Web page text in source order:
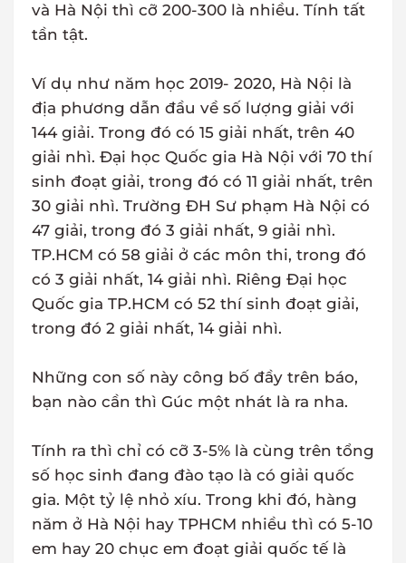
và Hà Nội thì cỡ 200-300 là nhiều. Tính tất
tần tật.
Ví dụ như năm học 2019- 2020, Hà Nội là
địa phương dẫn đầu về số lượng giải với
144 giải. Trong đó có 15 giải nhất, trên 40
giải nhì. Đại học Quốc gia Hà Nội với 70 thí
sinh đoạt giải, trong đó có 11 giải nhất, trên
30 giải nhì. Trường ĐH Sư phạm Hà Nội có
47 giải, trong đó 3 giải nhất, 9 giải nhì.
TP.HCM có 58 giải ở các môn thi, trong đó
có 3 giải nhất, 14 giải nhì. Riêng Đại học
Quốc gia TP.HCM có 52 thí sinh đoạt giải,
trong đó 2 giải nhất, 14 giải nhì.
Những con số này công bố đầy trên báo,
bạn nào cần thì Gúc một nhát là ra nha.
Tính ra thì chỉ có cỡ 3-5% là cùng trên tổng
số học sinh đang đào tạo là có giải quốc
gia. Một tỷ lệ nhỏ xíu. Trong khi đó, hàng
năm ở Hà Nội hay TPHCM nhiều thì có 5-10
em hay 20 chục em đoạt giải quốc tế là